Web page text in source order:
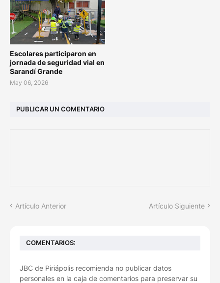
Escolares participaron en
jornada de seguridad vial en
Sarandí Grande
May 06, 2026
PUBLICAR UN COMENTARIO
Artículo Anterior Artículo Siguiente
COMENTARIOS:
JBC de Piriápolis recomienda no publicar datos
personales en la caja de comentarios para preservar su